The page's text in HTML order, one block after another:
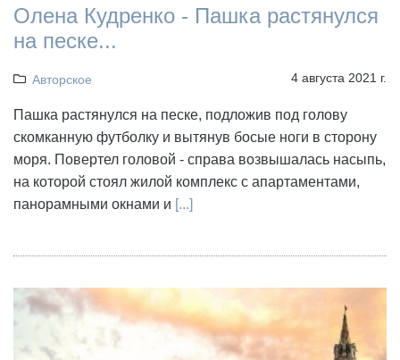
Олена Кудренко - Пашка растянулся
на песке...
Авторское 4 августа 2021 г.
Пашка растянулся на песке, подложив под голову
скомканную футболку и вытянув босые ноги в сторону
моря. Повертел головой - справа возвышалась насыпь,
на которой стоял жилой комплекс с апартаментами,
панорамными окнами и [...]